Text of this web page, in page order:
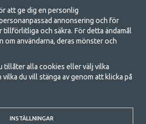
- Din butik för camping
och uteliv
en livsstil eller ett sätt att samla familjen
Oavsett vilken kategori du tillhör hittar du
erbjuder vi riktigt bra priser på familjetält,
utrustning för camping och friluftsliv. Vårt
att ge dig en personlig
annonsering och för
tillförlitliga och säkra. För detta ändamål
om användarna, deras mönster och
tillåter alla cookies eller välj vilka
du vill stänga av genom att klicka på
INSTÄLLNINGAR